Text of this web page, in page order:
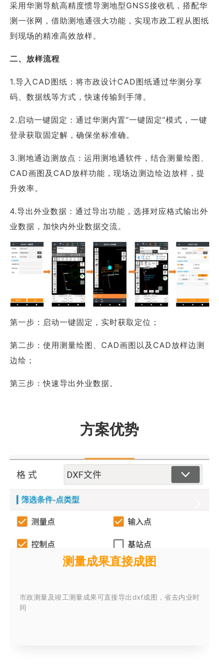
采用华测导航高精度惯导测地型GNSS接收机，搭配华
测一张网，借助测地通强大功能，实现市政工程从图纸
到现场的精准高效放样。
二、放样流程
1.导入CAD图纸：将市政设计CAD图纸通过华测分享
码、数据线等方式，快速传输到手簿。
2.启动一键固定：通过华测内置“一键固定”模式，一键
登录获取固定解，确保坐标准确。
3.测地通边测放点：运用测地通软件，结合测量绘图、
CAD画图及CAD放样功能，现场边测边绘边放样，提
升效率。
4.导出外业数据：通过导出功能，选择对应格式输出外
业数据，加快内外业数据交流。
第一步：启动一键固定，实时获取定位；
第二步：使用测量绘图、CAD画图以及CAD放样边测
边绘；
第三步：快速导出外业数据。
方案优势
测量成果直接成图
市政测量及竣工测量成果可直接导出dxf成图，省去内业时
间